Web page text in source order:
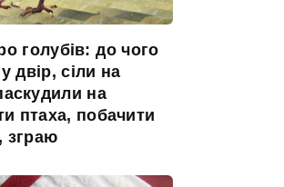
голубів: до чого
двір, сіли на
на
птаха, побачити
зграю